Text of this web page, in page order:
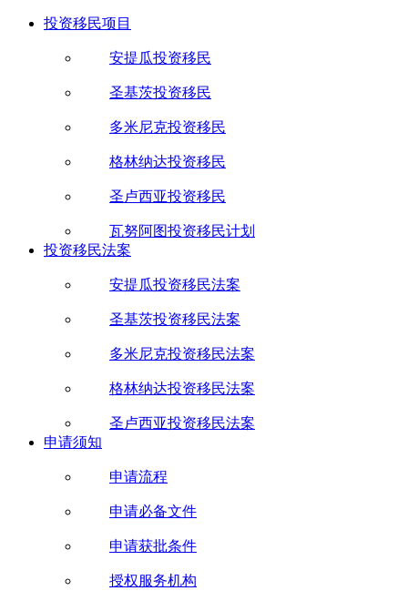
投资移民项目
安提瓜投资移民
圣基茨投资移民
多米尼克投资移民
格林纳达投资移民
圣卢西亚投资移民
瓦努阿图投资移民计划
投资移民法案
安提瓜投资移民法案
圣基茨投资移民法案
多米尼克投资移民法案
格林纳达投资移民法案
圣卢西亚投资移民法案
申请须知
申请流程
申请必备文件
申请获批条件
授权服务机构